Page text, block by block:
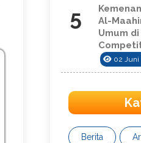
5
Al-
Umum
02 Juni
Berita